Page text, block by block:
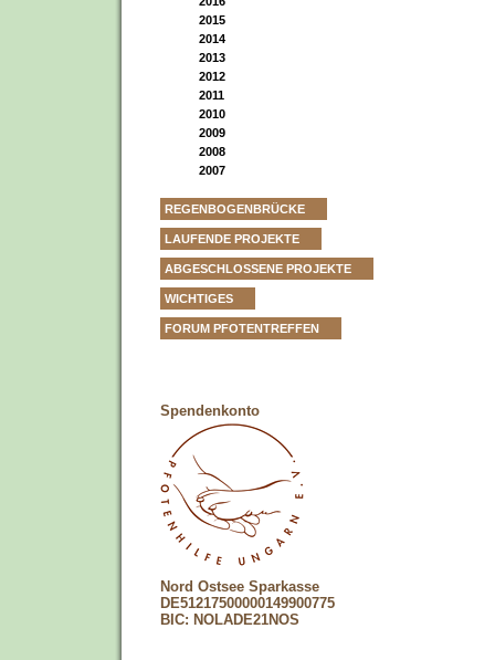
2015
2014
2013
2012
2011
2010
2009
2008
2007
REGENBOGENBRÜCKE
LAUFENDE PROJEKTE
ABGESCHLOSSENE PROJEKTE
WICHTIGES
FORUM PFOTENTREFFEN
Spendenkonto
Nord Ostsee Sparkasse
DE51217500000149900775
BIC: NOLADE21NOS